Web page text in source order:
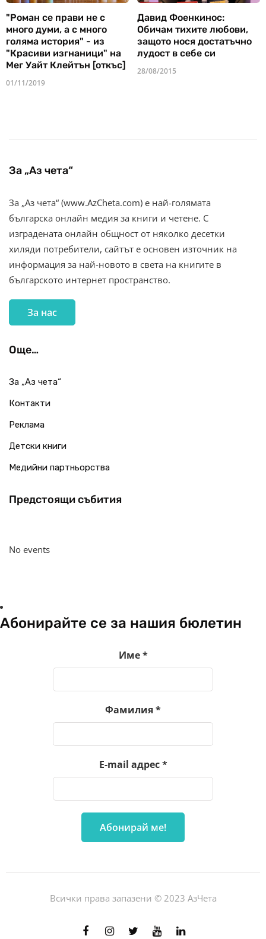
"Роман се прави не с
много думи, а с много
голяма история" - из
"Красиви изгнаници" на
Мег Уайт Клейтън [откъс]
01/11/2019
Давид Фоенкинос:
Обичам тихите любови,
защото нося достатъчно
лудост в себе си
28/08/2015
За „Аз чета“
За „Аз чета“ (www.AzCheta.com) е най-голямата
българска онлайн медия за книги и четене. С
изградената онлайн общност от няколко десетки
хиляди потребители, сайтът е основен източник на
информация за най-новото в света на книгите в
българското интернет пространство.
За нас
Още…
За „Аз чета“
Контакти
Реклама
Детски книги
Медийни партньорства
Предстоящи събития
No events
Абонирайте се за нашия бюлетин
Име*
Фамилия*
E-mail адрес*
Всички права запазени © 2023 АзЧета